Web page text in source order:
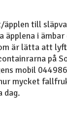
till
äpplena i
är lätta att
på
mobil
mycket
dag.